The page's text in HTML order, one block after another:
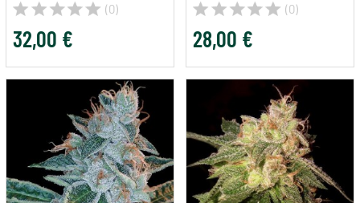
(0)
32,00 €
(0)
28,00 €